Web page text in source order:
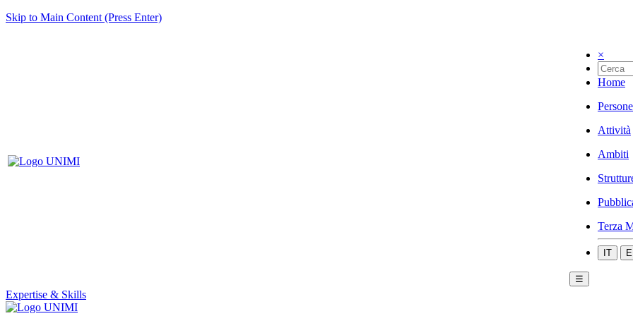
Skip to Main Content (Press Enter)
×
Home
Persone
Attività
Ambiti
Terza
IT
☰
Expertise & Skills